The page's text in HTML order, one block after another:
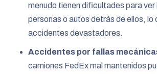
menudo tienen dificultades para
personas o autos detrás de ellos, lo
accidentes devastadores.
Accidentes por fallas
camiones FedEx mal mantenidos